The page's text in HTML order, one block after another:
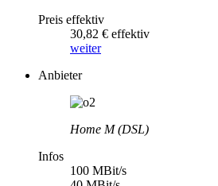
Preis effektiv
30,82 € effektiv
weiter
Anbieter
Home M (DSL)
Infos
100 MBit/s